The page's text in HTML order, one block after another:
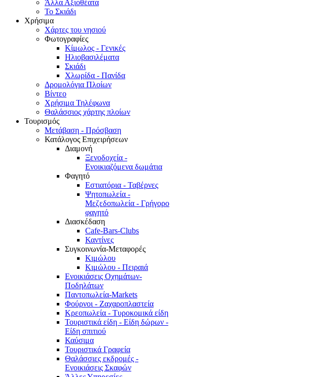
Άλλα Αξιοθέατα
Το Σκιάδι
Χρήσιμα
Χάρτες του νησιού
Φωτογραφίες
Κίμωλος - Γενικές
Ηλιοβασιλέματα
Σκιάδι
Χλωρίδα - Πανίδα
Δρομολόγια Πλοίων
Βίντεο
Χρήσιμα Τηλέφωνα
Θαλάσσιος χάρτης πλοίων
Τουρισμός
Μετάβαση - Πρόσβαση
Κατάλογος Επιχειρήσεων
Διαμονή
Ξενοδοχεία -
Ενοικιαζόμενα δωμάτια
Φαγητό
Εστιατόρια - Ταβέρνες
Ψητοπωλεία -
Μεζεδοπωλεία - Γρήγορο
φαγητό
Διασκέδαση
Cafe-Bars-Clubs
Καντίνες
Συγκοινωνία-Μεταφορές
Κιμώλου
Κιμώλου - Πειραιά
Ενοικιάσεις Οχημάτων-
Ποδηλάτων
Παντοπωλεία-Markets
Φούρνοι - Ζαχαροπλαστεία
Κρεοπωλεία - Τυροκομικά είδη
Τουριστικά είδη - Είδη δώρων -
Είδη σπιτιού
Καύσιμα
Τουριστικά Γραφεία
Θαλάσσιες εκδρομές -
Ενοικιάσεις Σκαφών